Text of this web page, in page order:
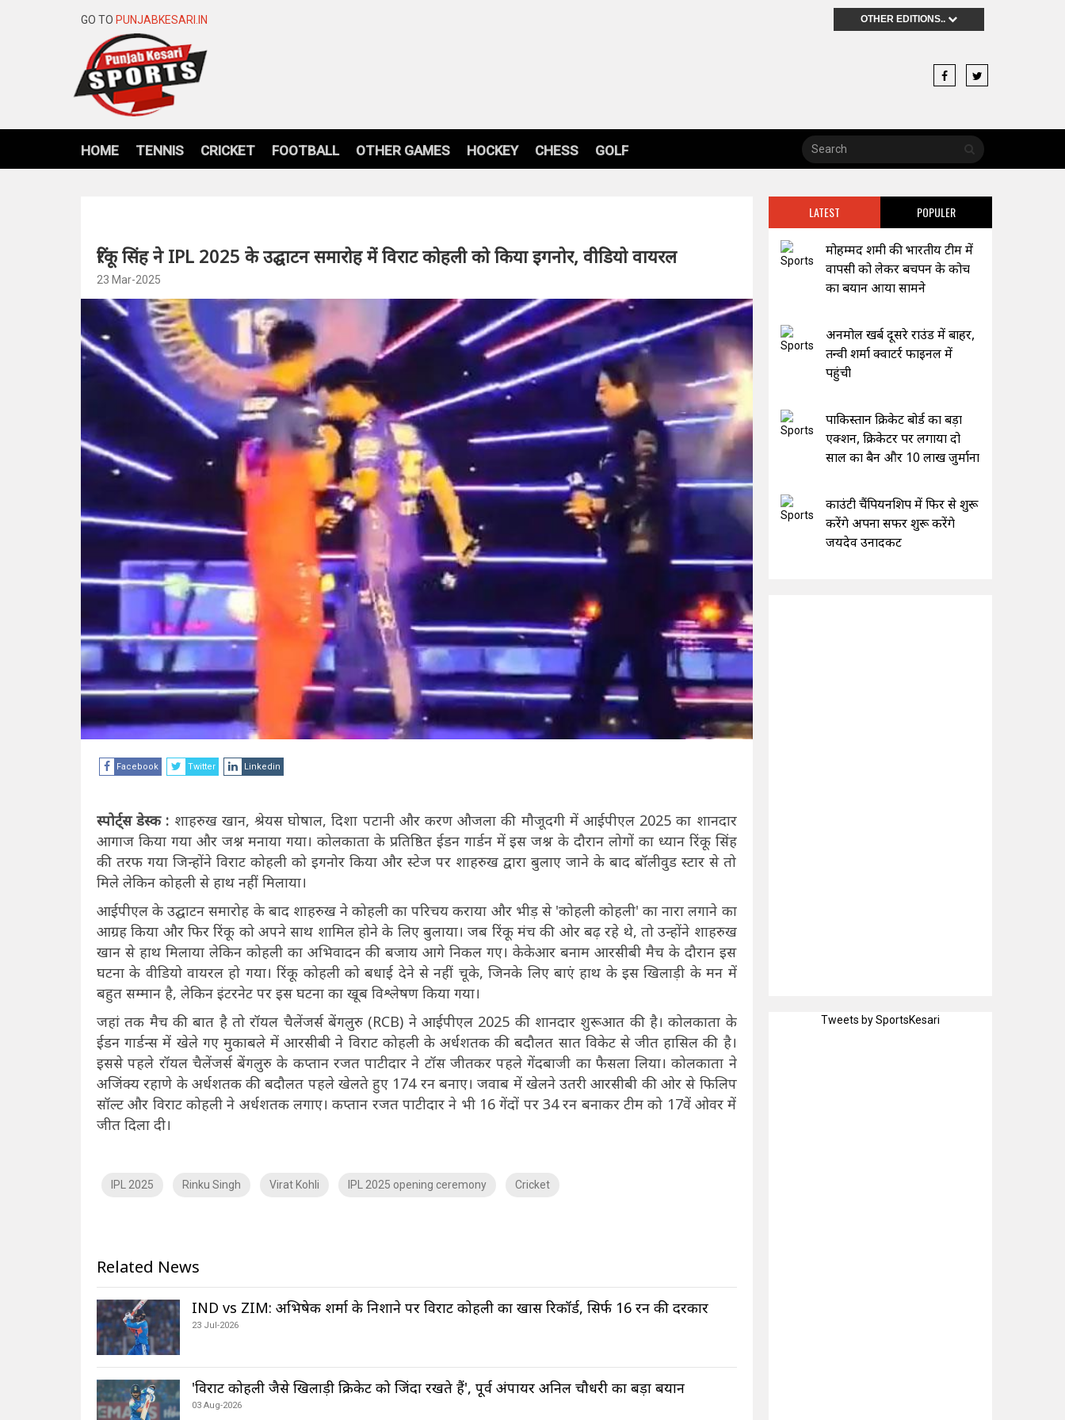
GO TO PUNJABKESARI.IN OTHER EDITIONS..
HOME TENNIS CRICKET FOOTBALL OTHER GAMES HOCKEY CHESS GOLF
रिंकू सिंह ने IPL 2025 के उद्घाटन समारोह में विराट कोहली को किया इगनोर, वीडियो वायरल
23 Mar-2025
Facebook Twitter Linkedin
स्पोर्ट्स डेस्क : शाहरुख खान, श्रेयस घोषाल, दिशा पटानी और करण औजला की मौजूदगी में आईपीएल 2025 का शानदार
आगाज किया गया और जश्न मनाया गया। कोलकाता के प्रतिष्ठित ईडन गार्डन में इस जश्न के दौरान लोगों का ध्यान रिंकू सिंह
की तरफ गया जिन्होंने विराट कोहली को इगनोर किया और स्टेज पर शाहरुख द्वारा बुलाए जाने के बाद बॉलीवुड स्टार से तो
मिले लेकिन कोहली से हाथ नहीं मिलाया।
आईपीएल के उद्घाटन समारोह के बाद शाहरुख ने कोहली का परिचय कराया और भीड़ से 'कोहली कोहली' का नारा लगाने का
आग्रह किया और फिर रिंकू को अपने साथ शामिल होने के लिए बुलाया। जब रिंकू मंच की ओर बढ़ रहे थे, तो उन्होंने शाहरुख
खान से हाथ मिलाया लेकिन कोहली का अभिवादन की बजाय आगे निकल गए। केकेआर बनाम आरसीबी मैच के दौरान इस
घटना के वीडियो वायरल हो गया। रिंकू कोहली को बधाई देने से नहीं चूके, जिनके लिए बाएं हाथ के इस खिलाड़ी के मन में
बहुत सम्मान है, लेकिन इंटरनेट पर इस घटना का खूब विश्लेषण किया गया।
जहां तक मैच की बात है तो रॉयल चैलेंजर्स बेंगलुरु (RCB) ने आईपीएल 2025 की शानदार शुरूआत की है। कोलकाता के
ईडन गार्डन्स में खेले गए मुकाबले में आरसीबी ने विराट कोहली के अर्धशतक की बदौलत सात विकेट से जीत हासिल की है।
इससे पहले रॉयल चैलेंजर्स बेंगलुरु के कप्तान रजत पाटीदार ने टॉस जीतकर पहले गेंदबाजी का फैसला लिया। कोलकाता ने
अजिंक्य रहाणे के अर्धशतक की बदौलत पहले खेलते हुए 174 रन बनाए। जवाब में खेलने उतरी आरसीबी की ओर से फिलिप
सॉल्ट और विराट कोहली ने अर्धशतक लगाए। कप्तान रजत पाटीदार ने भी 16 गेंदों पर 34 रन बनाकर टीम को 17वें ओवर में
जीत दिला दी।
IPL 2025 Rinku Singh Virat Kohli IPL 2025 opening ceremony Cricket
Related News
IND vs ZIM: अभिषेक शर्मा के निशाने पर विराट कोहली का खास रिकॉर्ड, सिर्फ 16 रन की दरकार
23 Jul-2026
'विराट कोहली जैसे खिलाड़ी क्रिकेट को जिंदा रखते हैं', पूर्व अंपायर अनिल चौधरी का बड़ा बयान
03 Aug-2026
LATEST POPULER
मोहम्मद शमी की भारतीय टीम में
वापसी को लेकर बचपन के कोच
का बयान आया सामने
अनमोल खर्ब दूसरे राउंड में बाहर,
तन्वी शर्मा क्वाटर्र फाइनल में
पहुंची
पाकिस्तान क्रिकेट बोर्ड का बड़ा
एक्शन, क्रिकेटर पर लगाया दो
साल का बैन और 10 लाख जुर्माना
काउंटी चैंपियनशिप में फिर से शुरू
करेंगे अपना सफर शुरू करेंगे
जयदेव उनादकट
Tweets by SportsKesari